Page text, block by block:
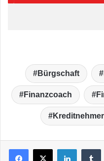
Bürgschaft
Finanzcoach
Kreditnehmer
LinkedIn